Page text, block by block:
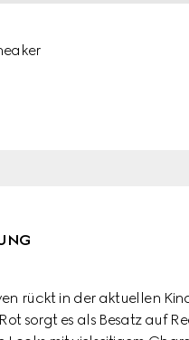
rückt in der aktuellen
sorgt es als Besatz auf